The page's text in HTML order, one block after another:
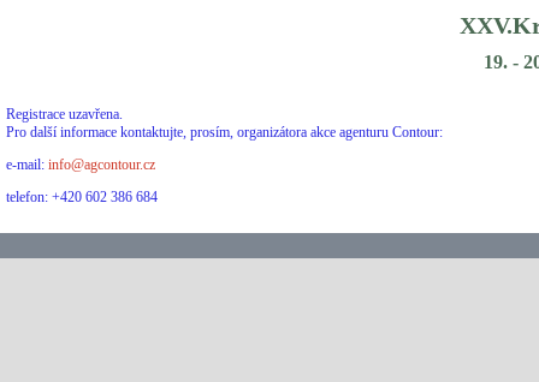
19. -
Registrace uzavřena.
Pro další informace kontaktujte, prosím, organizátora akce agenturu Contour:
e-mail: info@agcontour.cz
telefon: +420 602 386 684